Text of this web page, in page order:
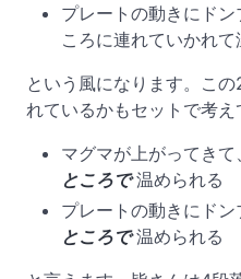
プレートの動きにド
ころに連れていかれて
という風になります。こ
れているかもセットで考え
マグマが上がってき
ところで温められる
プレートの動きにド
ところで温められる